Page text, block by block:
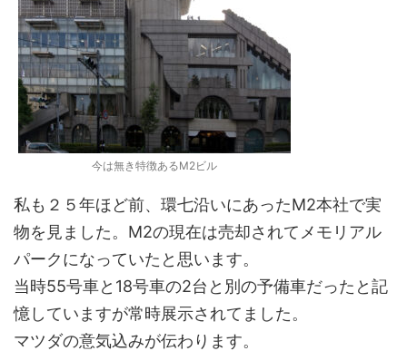
今は無き特徴あるM2ビル
私も２５年ほど前、環七沿いにあったM2本社で実
物を見ました。M2の現在は売却されてメモリアル
パークになっていたと思います。
当時55号車と18号車の2台と別の予備車だったと記
憶していますが常時展示されてました。
マツダの意気込みが伝わります。